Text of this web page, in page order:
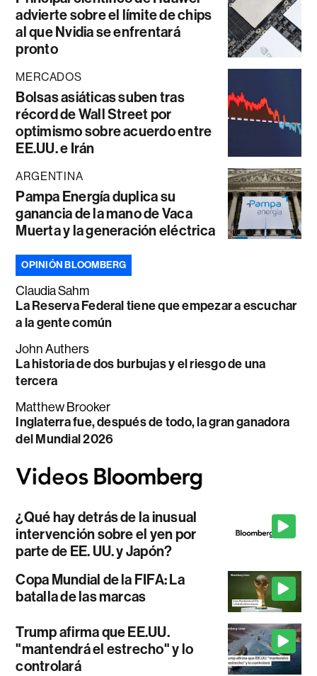
advierte sobre el límite de chips
al que Nvidia se enfrentará
pronto
MERCADOS
Bolsas asiáticas suben tras
récord de Wall Street por
optimismo sobre acuerdo entre
EE.UU. e Irán
ARGENTINA
Pampa Energía duplica su
ganancia de la mano de Vaca
Muerta y la generación eléctrica
OPINIÓN BLOOMBERG
Claudia Sahm
La Reserva Federal tiene que empezar a escuchar
a la gente común
John Authers
La historia de dos burbujas y el riesgo de una
tercera
Matthew Brooker
Inglaterra fue, después de todo, la gran ganadora
del Mundial 2026
¿Qué hay detrás de la inusual
intervención sobre el yen por
parte de EE. UU. y Japón?
Copa Mundial de la FIFA: La
batalla de las marcas
Trump afirma que EE.UU.
"mantendrá el estrecho" y lo
controlará